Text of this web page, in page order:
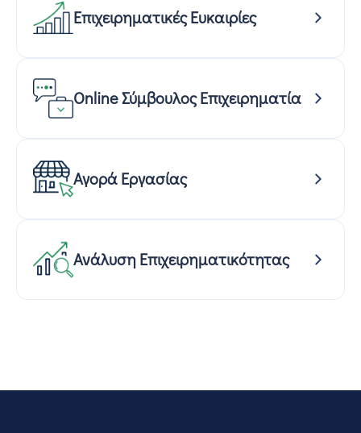
Επιχειρηματικές Ευκαιρίες
Online Σύμβουλος Επιχειρηματία
Αγορά Εργασίας
Ανάλυση Επιχειρηματικότητας